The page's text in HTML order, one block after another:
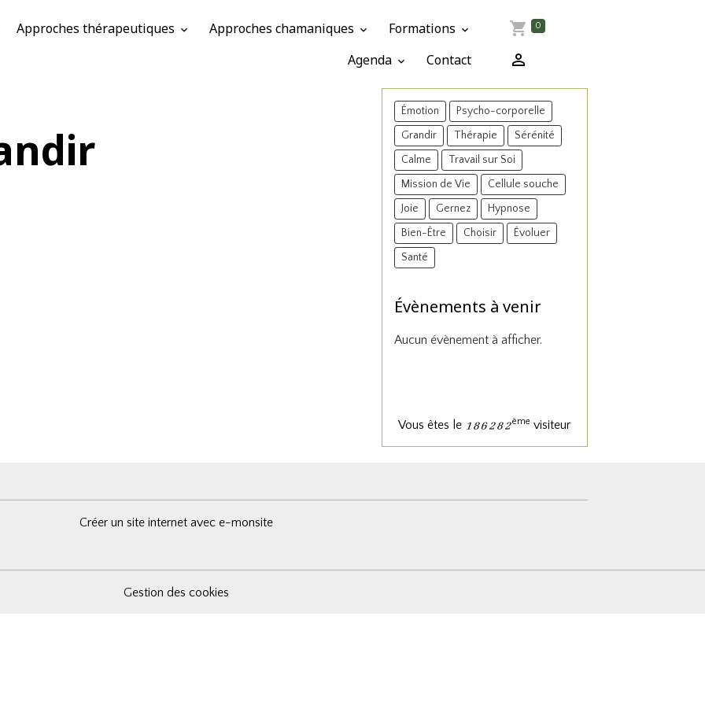
Approches thérapeutiques Approches chamaniques
Formations
Agenda
Contact
0
Émotion
Psycho-corporelle
Grandir
Thérapie
Sérénité
Calme
Travail sur Soi
Mission de Vie
Cellule souche
Joie
Gernez
Hypnose
Bien-Être
Choisir
Évoluer
Santé
Évènements à venir
Aucun évènement à afficher.
Vous êtes le ème visiteur
Créer un site internet avec e-monsite
Gestion des cookies